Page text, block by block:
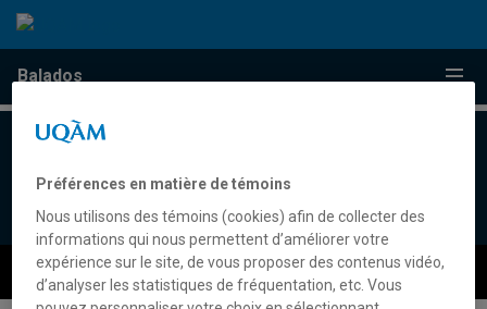
Passer au contenu
Accéder au menu principal
Accéder à la recherche
Passer au contenu
Accéder au menu principal
Balados Menu
UQAM - Université du Québec à Montréal
Balados
Préférences des témoins Accessibilité Web
Préférences en matière de témoins
Nous utilisons des témoins (cookies) afin de collecter des
informations qui nous permettent d’améliorer votre
expérience sur le site, de vous proposer des contenus vidéo,
d’analyser les statistiques de fréquentation, etc. Vous